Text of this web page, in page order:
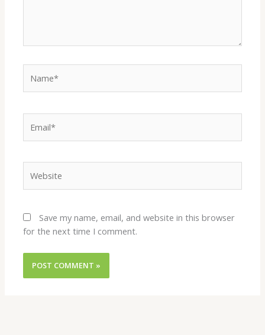
Save my name, email, and website in this browser
for the next time I comment.